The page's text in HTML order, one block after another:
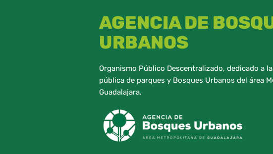
AGENCIA DE
URBANOS
Organismo Público Descentralizado, dedicado a
pública de parques y Bosques Urbanos del área
Guadalajara.